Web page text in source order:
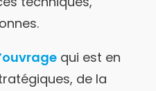
qui est en
de la